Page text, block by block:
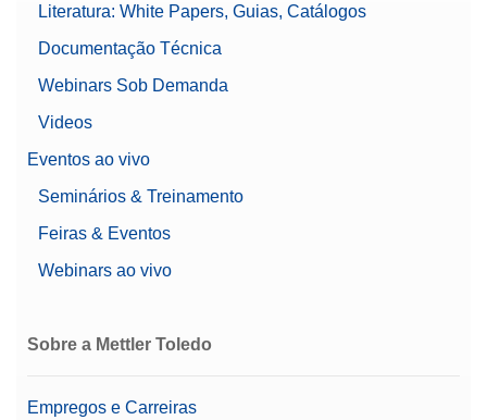
Literatura: White Papers, Guias, Catálogos
Documentação Técnica
Webinars Sob Demanda
Videos
Eventos ao vivo
Seminários & Treinamento
Feiras & Eventos
Webinars ao vivo
Sobre a Mettler Toledo
Empregos e Carreiras